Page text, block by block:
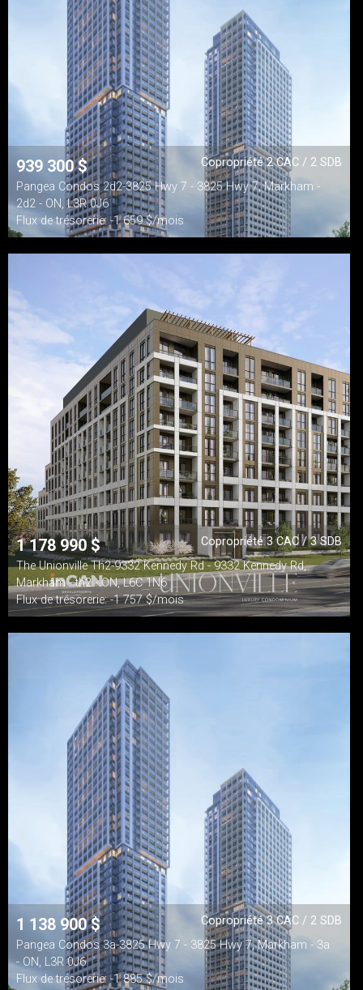
939 300$
Copropriété 2 CAC / 2 SDB
Pangea Condos 2d2-3825 Hwy 7 - 3825 Hwy 7, Markham -
2d2 - ON, L3R 0J6
Flux de trésorerie: -1 659 $/mois
1 178 990 $
Copropriété 3 CAC / 3 SDB
The Unionville Th2-9332 Kennedy Rd - 9332 Kennedy Rd,
Markham - th2 - ON, L6C 1N6
Flux de trésorerie: -1 757 $/mois
1 138 900$
Copropriété 3 CAC / 2 SDB
Pangea Condos 3a-3825 Hwy 7 - 3825 Hwy 7, Markham - 3a
- ON, L3R 0J6
Flux de trésorerie: -1 885 $/mois